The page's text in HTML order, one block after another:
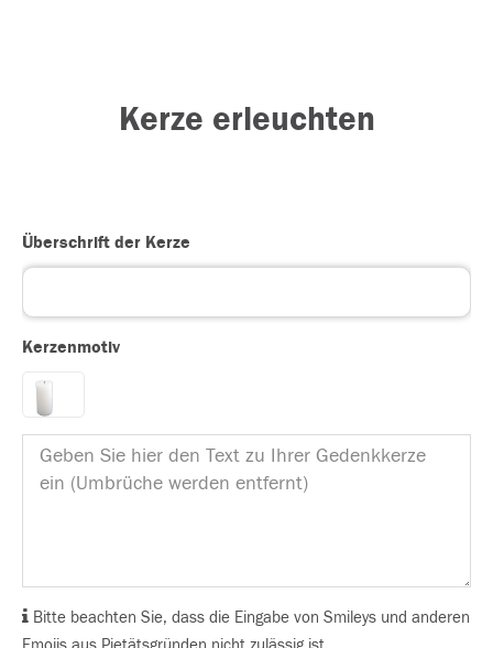
Kerze erleuchten
Überschrift der Kerze
Kerzenmotiv
Bitte beachten Sie, dass die Eingabe von Smileys und anderen